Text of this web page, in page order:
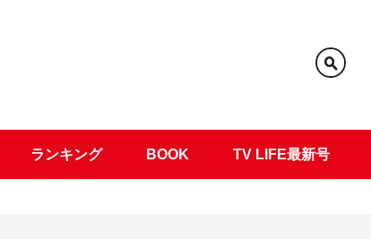
ランキング BOOK TV LIFE最新号